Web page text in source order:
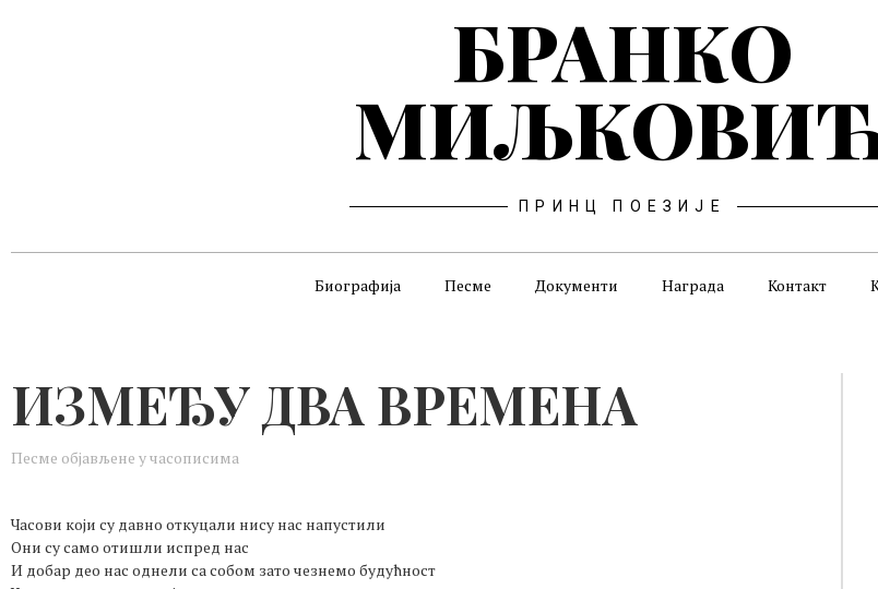
БРАНКО
ПРИНЦ ПОЕЗИЈЕ
Биографија Песме Документи Награда Контакт
ИЗМЕЂУ ДВА ВРЕМЕНА
Песме објављене у часописима
Часови који су давно откуцали нису нас напустили
Они су само отишли испред нас
И добар део нас однели са собом зато чезнемо будућност